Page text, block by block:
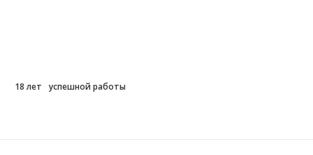
18 лет успешной работы